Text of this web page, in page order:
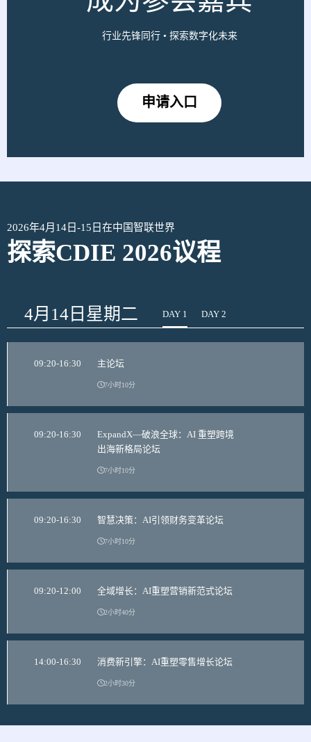
‎行业先锋同行 • 探索数字化未来
申请入口
2026年4月14日-15日在中国智联世界
探索CDIE 2026议程
4月14日星期二 DAY 1 DAY 2
09:20-16:30 主论坛
7小时10分
09:20-16:30
ExpandX—破浪全球：AI 重塑跨境
出海新格局论坛
7小时10分
09:20-16:30 智慧决策：AI引领财务变革论坛
7小时10分
09:20-12:00 全域增长：AI重塑营销新范式论坛
2小时40分
14:00-16:30 消费新引擎：AI重塑零售增长论坛
2小时30分